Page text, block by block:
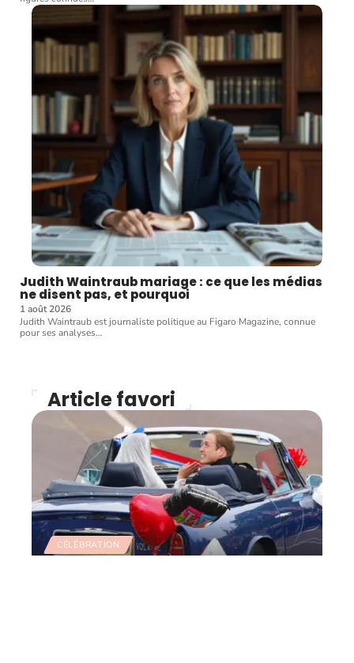
Judith Waintraub mariage : ce que les médias
ne disent pas, et pourquoi
1 août 2026
Judith Waintraub est journaliste politique au Figaro Magazine, connue
pour ses analyses…
Article favori
CÉLÉBRATION